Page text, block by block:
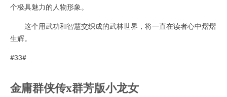
个极具魅力的人物形象。
这个用武功和智慧交织成的武林世界，将一直在读者心中熠熠
生辉。
#33#
金庸群侠传x群芳版小龙女